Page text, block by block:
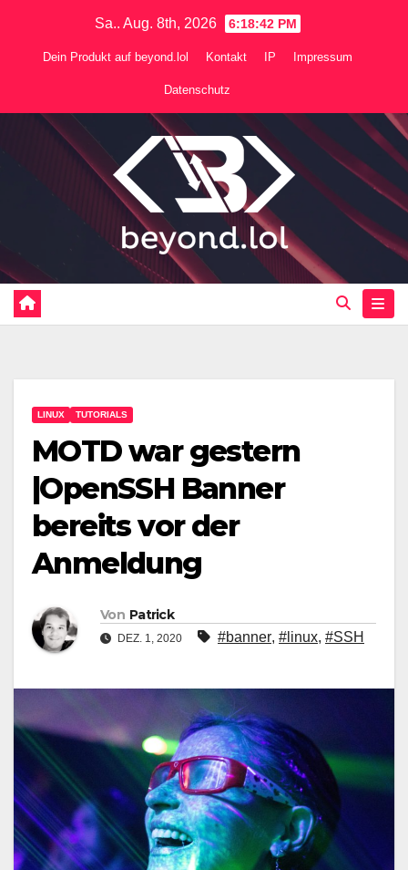
Sa.. Aug. 8th, 2026 6:18:43 PM
Dein Produkt auf beyond.lol Kontakt IP Impressum
Datenschutz
LINUX TUTORIALS
MOTD war gestern
|OpenSSH Banner
bereits vor der
Anmeldung
Von Patrick
DEZ. 1, 2020 #banner, #linux, #SSH